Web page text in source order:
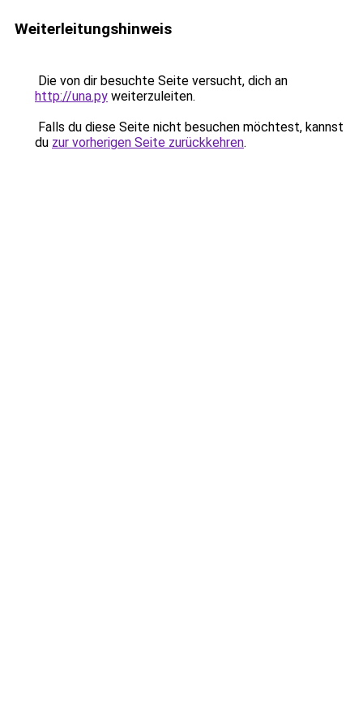
Weiterleitungshinweis
Die von dir besuchte Seite versucht, dich an
http://una.py weiterzuleiten.
Falls du diese Seite nicht besuchen möchtest, kannst
du zur vorherigen Seite zurückkehren.